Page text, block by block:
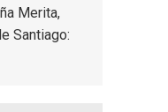
Merita,
Santiago: